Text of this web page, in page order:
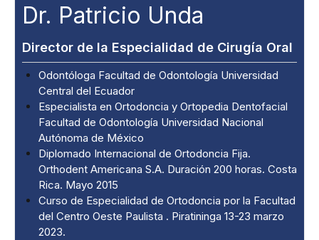
Dr. Patricio Unda
Director de la Especialidad de Cirugía Oral
Odontóloga Facultad de Odontología Universidad
Central del Ecuador
Especialista en Ortodoncia y Ortopedia Dentofacial
Facultad de Odontología Universidad Nacional
Autónoma de México
Diplomado Internacional de Ortodoncia Fija.
Orthodent Americana S.A. Duración 200 horas. Costa
Rica. Mayo 2015
Curso de Especialidad de Ortodoncia por la Facultad
del Centro Oeste Paulista . Piratininga 13-23 marzo
2023.